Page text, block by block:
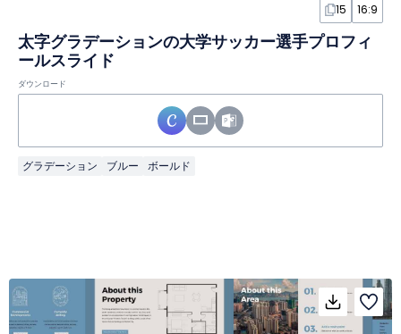
15 16:9
太字グラデーションの大学サッカー選手プロフィ
ールスライド
ダウンロード
グラデーション ブルー ボールド